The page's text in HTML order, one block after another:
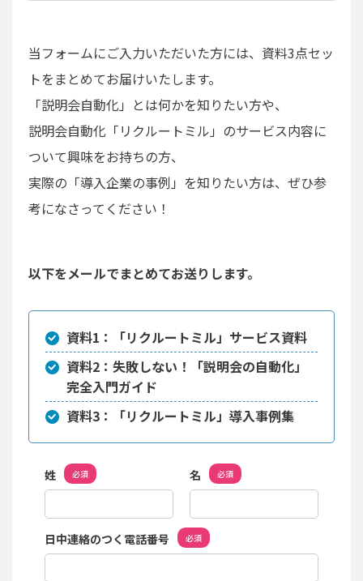
当フォームにご入力いただいた方には、資料3点セッ
トをまとめてお届けいたします。
「説明会自動化」とは何かを知りたい方や、
説明会自動化「リクルートミル」のサービス内容に
ついて興味をお持ちの方、
実際の「導入企業の事例」を知りたい方は、ぜひ参
考になさってください！
以下をメールでまとめてお送りします。
資料1：「リクルートミル」サービス資料
資料2：失敗しない！「説明会の自動化」
完全入門ガイド
資料3：「リクルートミル」導入事例集